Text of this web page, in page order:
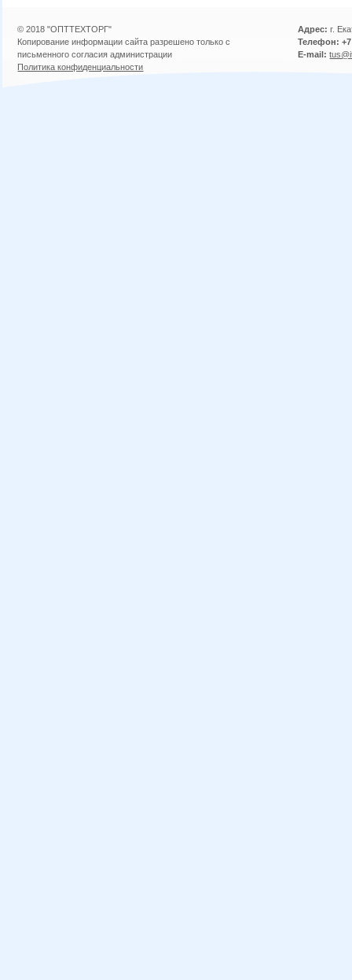
© 2018 "ОПТТЕХТОРГ"
Копирование информации сайта разрешено только с
письменного согласия администрации
Политика конфиденциальности
Адрес: г.
Телефон: +7
E-mail: